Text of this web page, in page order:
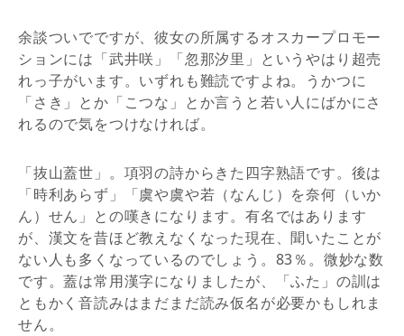
余談ついでですが、彼女の所属するオスカープロモー
ションには「武井咲」「忽那汐里」というやはり超売
れっ子がいます。いずれも難読ですよね。うかつに
「さき」とか「こつな」とか言うと若い人にばかにさ
れるので気をつけなければ。
「抜山蓋世」。項羽の詩からきた四字熟語です。後は
「時利あらず」「虞や虞や若（なんじ）を奈何（いか
ん）せん」との嘆きになります。有名ではあります
が、漢文を昔ほど教えなくなった現在、聞いたことが
ない人も多くなっているのでしょう。83％。微妙な数
です。蓋は常用漢字になりましたが、「ふた」の訓は
ともかく音読みはまだまだ読み仮名が必要かもしれま
せん。